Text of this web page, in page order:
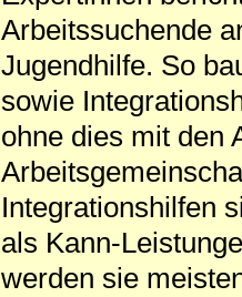
Arbeitssuchende
Jugendhilfe. So
sowie
ohne dies mit den
Integrationshilfen
als Kann-
werden sie